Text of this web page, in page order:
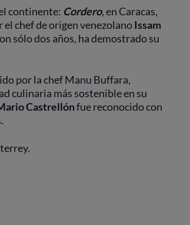
continente: Cordero, en Caracas,
chef de origen venezolanoIssam
sólo dos años, ha demostrado su
por la chef Manu Buffara,
culinaria más sostenible en su
Castrellónfue reconocido con